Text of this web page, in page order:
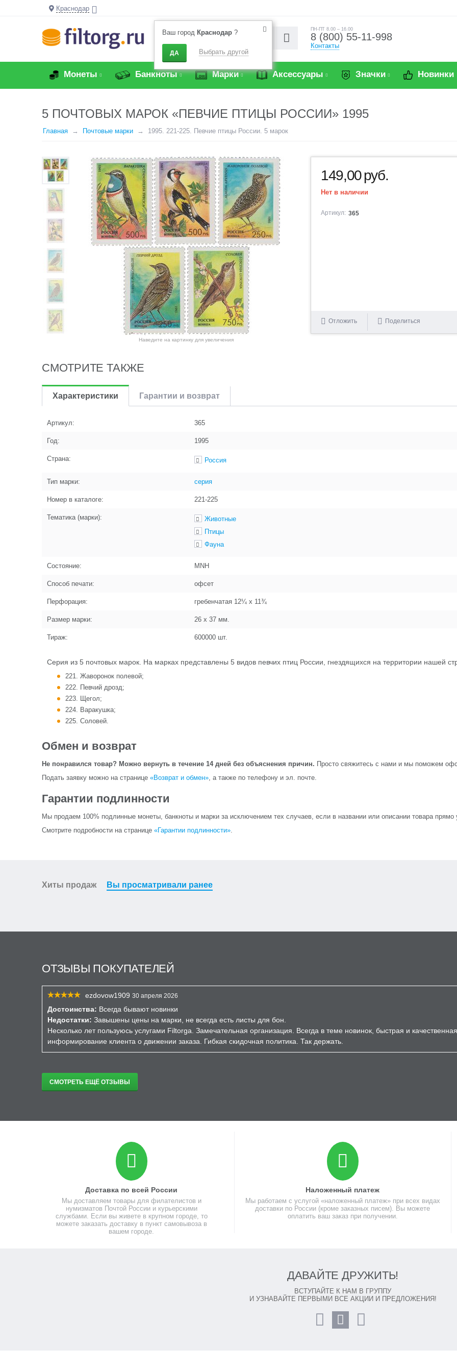
Краснодар
Ваш город Краснодар ?
ДА Выбрать другой
ПН-ПТ 8.00 – 16.00
8 (800) 55-11-998
Контакты
Монеты Банкноты Марки Аксессуары Значки Новинки
5 ПОЧТОВЫХ МАРОК «ПЕВЧИЕ ПТИЦЫ РОССИИ» 1995
Главная Почтовые марки 1995. 221-225. Певчие птицы России. 5 марок
Наведите на картинку для увеличения
149,00руб.
Нет в наличии
Артикул: 365
Отложить Поделиться
СМОТРИТЕ ТАКЖЕ
Характеристики Гарантии и возврат
Артикул: 365
Год: 1995
Страна: Россия
Тип марки: серия
Номер в каталоге: 221-225
Тематика (марки):
Животные
Птицы
Фауна
Состояние: MNH
Способ печати: офсет
Перфорация: гребенчатая 12¼ x 11¾
Размер марки: 26 x 37 мм.
Тираж: 600000 шт.
Серия из 5 почтовых марок. На марках представлены 5 видов певчих птиц России, гнездящихся на территории нашей
221. Жаворонок полевой;
222. Певчий дрозд;
223. Щегол;
224. Варакушка;
225. Соловей.
Обмен и возврат
Не понравился товар? Можно вернуть в течение 14 дней без объяснения причин. Просто свяжитесь с нами и мы поможем
Подать заявку можно на странице «Возврат и обмен», а также по телефону и эл. почте.
Гарантии подлинности
Мы продаем 100% подлинные монеты, банкноты и марки за исключением тех случаев, если в названии или описании товара прямо
Смотрите подробности на странице «Гарантии подлинности».
Хиты продаж Вы просматривали ранее
ОТЗЫВЫ ПОКУПАТЕЛЕЙ
ezdovow1909 30 апреля 2026
Достоинства: Всегда бывают новинки
Недостатки: Завышены цены на марки, не всегда есть листы для бон.
Несколько лет пользуюсь услугами Filtorga. Замечательная организация. Всегда в теме новинок, быстрая и
информирование клиента о движении заказа. Гибкая скидочная политика. Так держать.
СМОТРЕТЬ ЕЩЁ ОТЗЫВЫ
Доставка по всей России
Мы доставляем товары для филателистов и
нумизматов Почтой России и курьерскими
службами. Если вы живете в крупном городе, то
можете заказать доставку в пункт самовывоза в
вашем городе.
Наложенный платеж
Мы работаем с услугой «наложенный платеж» при всех видах
доставки по России (кроме заказных писем). Вы можете
оплатить ваш заказ при получении.
ДАВАЙТЕ ДРУЖИТЬ!
ВСТУПАЙТЕ К НАМ В ГРУППУ
И УЗНАВАЙТЕ ПЕРВЫМИ ВСЕ АКЦИИ И ПРЕДЛОЖЕНИЯ!